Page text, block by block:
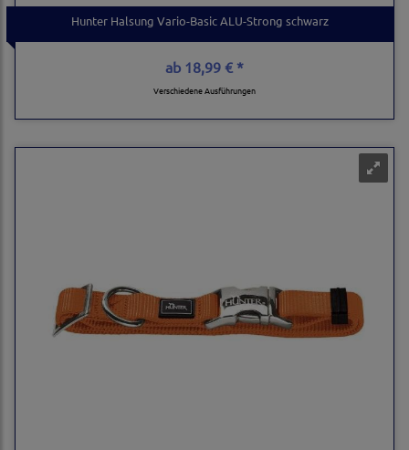
Hunter Halsung Vario-Basic ALU-Strong schwarz
ab 18,99 € *
Verschiedene Ausführungen